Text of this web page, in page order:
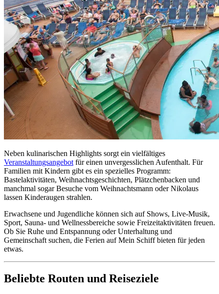
Neben kulinarischen Highlights sorgt ein vielfältiges
Veranstaltungsangebot für einen unvergesslichen Aufenthalt. Für
Familien mit Kindern gibt es ein spezielles Programm:
Bastelaktivitäten, Weihnachtsgeschichten, Plätzchenbacken und
manchmal sogar Besuche vom Weihnachtsmann oder Nikolaus
lassen Kinderaugen strahlen.
Erwachsene und Jugendliche können sich auf Shows, Live-Musik,
Sport, Sauna- und Wellnessbereiche sowie Freizeitaktivitäten freuen.
Ob Sie Ruhe und Entspannung oder Unterhaltung und
Gemeinschaft suchen, die Ferien auf Mein Schiff bieten für jeden
etwas.
Beliebte Routen und Reiseziele